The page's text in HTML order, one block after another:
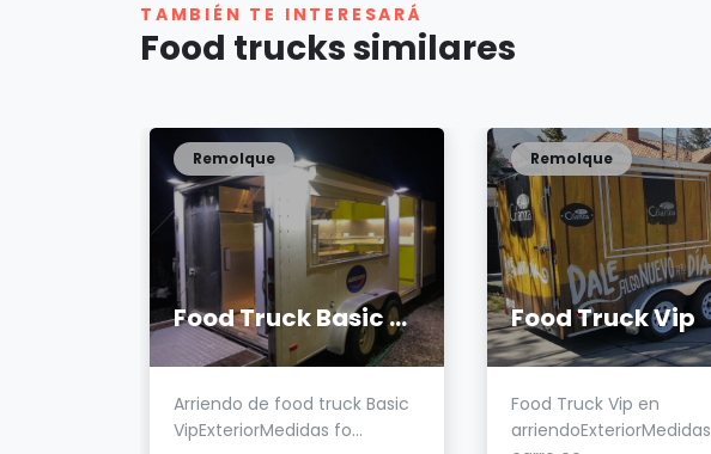
TAMBIÉN TE INTERESARÁ
Food trucks similares
Food Truck Basic Vip
Remolque
Arriendo de food truck Basic
VipExteriorMedidas fo...
Food Truck Vip
Remolque
Food Truck Vip en
arriendoExteriorMedidas